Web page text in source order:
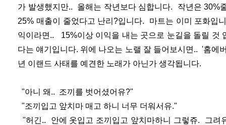
가 발생했지만.. 올해는 작년보다 심합니다. 작년은 30%
25% 매출이 줄었다고 난리?입니다. 마트는 이미 포화입
익이라면.. 15%이상 이익을 내는 곳으로 눈길을 돌릴 것
다는 얘기입니다. 위에 나오는 노랠 잘 들어보시면.. '홈에
년 이랜드 사태를 예견한 노래가 아닌가 생각됩니다.
"아니 왜.. 조끼를 벗어셨어유?"
"조끼입고 앞치마 매고 하니 너무 더워서유."
"허긴.. 안에 옷입고 조끼입고 앞치마하니 그렇쥬. 그